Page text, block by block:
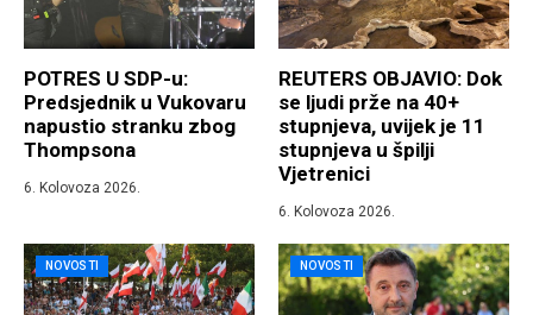
POTRES U SDP-u:
Predsjednik u Vukovaru
napustio stranku zbog
Thompsona
6. Kolovoza 2026.
REUTERS OBJAVIO: Dok
se ljudi prže na 40+
stupnjeva, uvijek je 11
stupnjeva u špilji
Vjetrenici
6. Kolovoza 2026.
NOVOSTI NOVOSTI